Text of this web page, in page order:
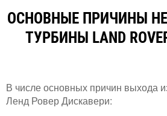
ОСНОВНЫЕ ПРИЧИНЫ
ТУРБИНЫ LAND
В числе основных причин выхода
Ленд Ровер Дискавери: